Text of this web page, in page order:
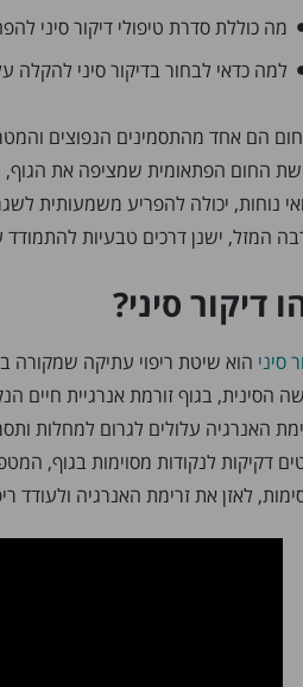
מה כוללת סדרת טיפולי דיקור סיני
למה כדאי לבחור בדיקור סיני להקלה
חום הם אחד מהתסמינים הנפוצים
החום הפתאומית שמציפה את הגוף,
נוחות, יכולה להפריע משמעותית
המזל, ישנן דרכים טבעיות להתמודד
דיקור סיני?
סיני הוא שיטת ריפוי עתיקה שמקורה
הסינית, בגוף זורמת אנרגיית חיים
האנרגיה עלולים לגרום למחלות
דקיקות לנקודות מסוימות בגוף,
לאזן את זרימת האנרגיה ולעודד